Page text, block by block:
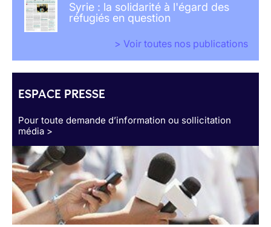
Syrie : la solidarité à l'égard des
réfugiés en question
> Voir toutes nos publications
ESPACE PRESSE
Pour toute demande d’information ou sollicitation
média >